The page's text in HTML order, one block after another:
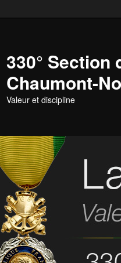
330° Section
Chaumont-
Valeur et discipline